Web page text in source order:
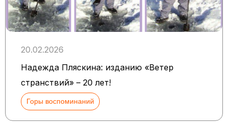
20.02.2026
Надежда Пляскина: изданию «Ветер
странствий» – 20 лет!
Горы воспоминаний